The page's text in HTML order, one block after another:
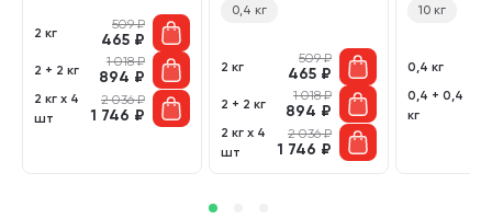
2 кг
509₽
465 ₽
2 + 2 кг
1 018₽
894 ₽
2 кг х 4
шт
2 036₽
1 746 ₽
0,4 кг
2 кг
509₽
465 ₽
2 + 2 кг
1 018₽
894 ₽
2 кг х 4
шт
2 036₽
1 746 ₽
10 кг
0,4 кг
0,4 + 0,4
кг